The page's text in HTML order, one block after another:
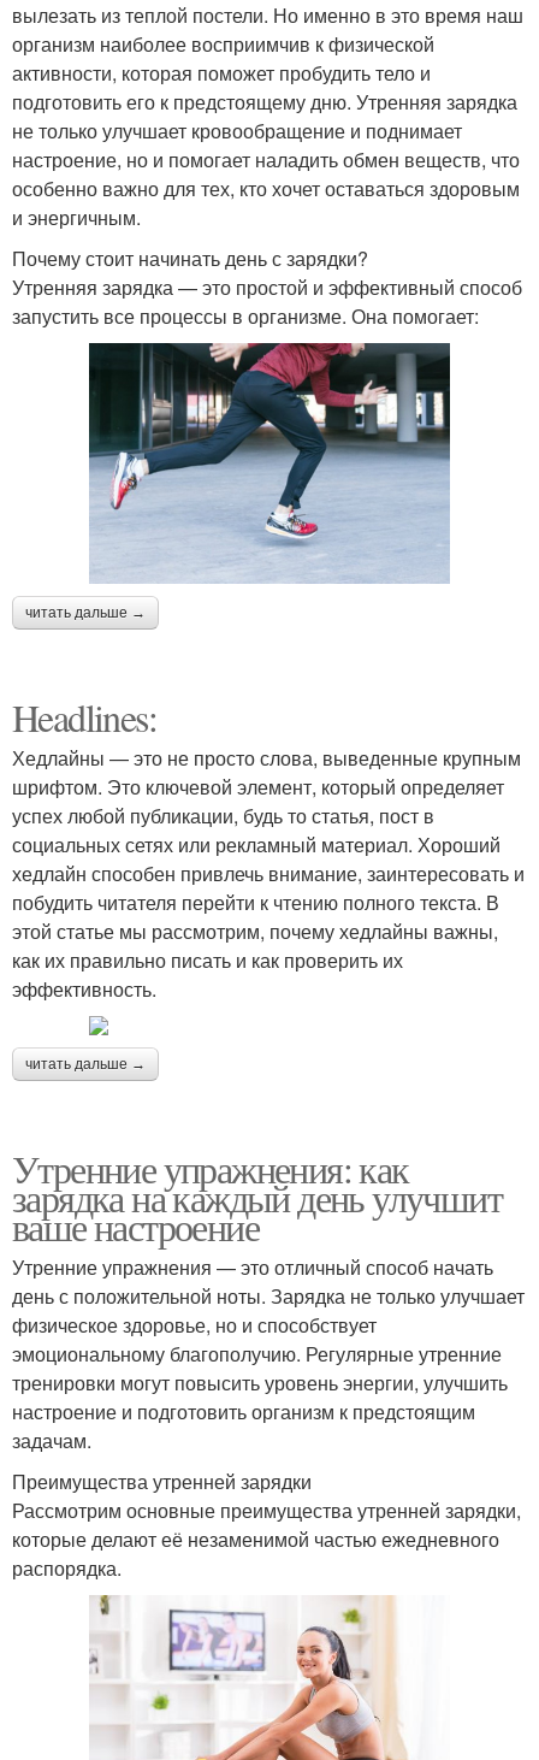
вылезать из теплой постели. Но именно в это время наш
организм наиболее восприимчив к физической
активности, которая поможет пробудить тело и
подготовить его к предстоящему дню. Утренняя зарядка
не только улучшает кровообращение и поднимает
настроение, но и помогает наладить обмен веществ, что
особенно важно для тех, кто хочет оставаться здоровым
и энергичным.
Почему стоит начинать день с зарядки?
Утренняя зарядка — это простой и эффективный способ
запустить все процессы в организме. Она помогает:
читать дальше →
Headlines:
Хедлайны — это не просто слова, выведенные крупным
шрифтом. Это ключевой элемент, который определяет
успех любой публикации, будь то статья, пост в
социальных сетях или рекламный материал. Хороший
хедлайн способен привлечь внимание, заинтересовать и
побудить читателя перейти к чтению полного текста. В
этой статье мы рассмотрим, почему хедлайны важны,
как их правильно писать и как проверить их
эффективность.
читать дальше →
Утренние упражнения: как
зарядка на каждый день улучшит
ваше настроение
Утренние упражнения — это отличный способ начать
день с положительной ноты. Зарядка не только улучшает
физическое здоровье, но и способствует
эмоциональному благополучию. Регулярные утренние
тренировки могут повысить уровень энергии, улучшить
настроение и подготовить организм к предстоящим
задачам.
Преимущества утренней зарядки
Рассмотрим основные преимущества утренней зарядки,
которые делают её незаменимой частью ежедневного
распорядка.